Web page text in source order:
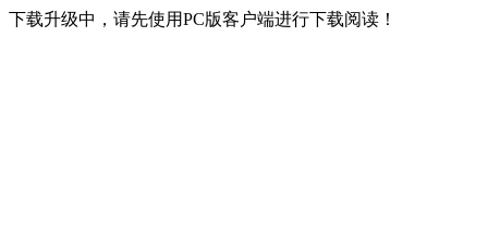
下载升级中，请先使用PC版客户端进行下载阅读！